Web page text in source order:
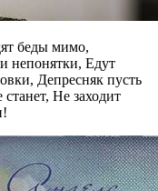
беды мимо,
непонятки, Едут
Депресняк пусть
станет, Не заходит